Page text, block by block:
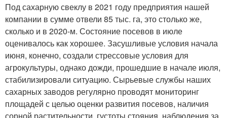
Под сахарную свеклу в 2021 году предприятия нашей
компании в сумме отвели 85 тыс. га, это столько же,
сколько и в 2020-м. Состояние посевов в июле
оценивалось как хорошее. Засушливые условия начала
июня, конечно, создали стрессовые условия для
агрокультуры, однако дожди, прошедшие в начале июля,
стабилизировали ситуацию. Сырьевые службы наших
сахарных заводов регулярно проводят мониторинг
площадей с целью оценки развития посевов, наличия
сорной растительности, густоты стояния, наблюдения за